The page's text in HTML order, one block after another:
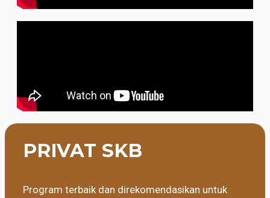
PRIVAT SKB
Program terbaik dan direkomendasikan untuk